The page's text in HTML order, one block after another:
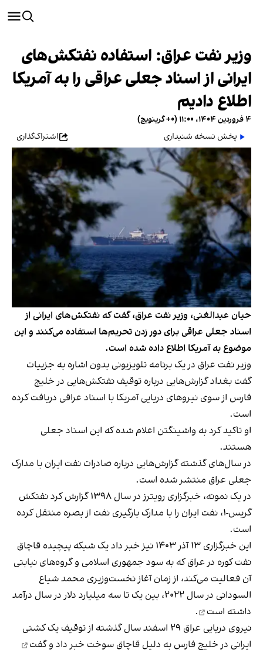
وزیر نفت عراق: استفاده نفتکش‌های
ایرانی از اسناد جعلی عراقی را به آمریکا
اطلاع دادیم
۴ فروردین ۱۴۰۴، ۱۱:۰۰ (‎+۰ گرینویچ)
پخش نسخه شنیداری
اشتراک‌گذاری
حیان عبدالغنی، وزیر نفت عراق، گفت که نفتکش‌های ایرانی از
اسناد جعلی عراقی برای دور زدن تحریم‌ها استفاده می‌کنند و این
موضوع به آمریکا اطلاع داده شده است.
وزیر نفت عراق در یک برنامه تلویزیونی بدون اشاره به جزییات
گفت بغداد گزارش‌هایی درباره توقیف نفتکش‌هایی در خلیج
فارس از سوی نیروهای دریایی آمریکا با اسناد عراقی دریافت کرده
است.
او تاکید کرد به واشینگتن اعلام شده که این اسناد جعلی
هستند.
در سال‌های گذشته گزارش‌هایی درباره صادرات نفت ایران با مدارک
جعلی عراق منتشر شده است.
در یک نمونه، خبرگزاری رویترز در سال ۱۳۹۸ گزارش کرد نفتکش
گریس-۱، نفت ایران را با مدارک بارگیری نفت از بصره منتقل کرده
است.
این خبرگزاری ۱۳ آذر ۱۴۰۳ نیز خبر داد یک شبکه پیچیده قاچاق
نفت کوره در عراق که به سود جمهوری اسلامی و گروه‌های نیابتی
آن فعالیت می‌کند، از زمان آغاز نخست‌وزیری محمد شیاع
السودانی در سال ۲۰۲۲، بین یک تا سه میلیارد دلار در سال
درآمد
داشته است
.
نیروی دریایی عراق ۲۹ اسفند سال گذشته از توقیف یک کشتی
ایرانی در خلیج فارس به دلیل قاچاق سوخت خبر داد و گفت